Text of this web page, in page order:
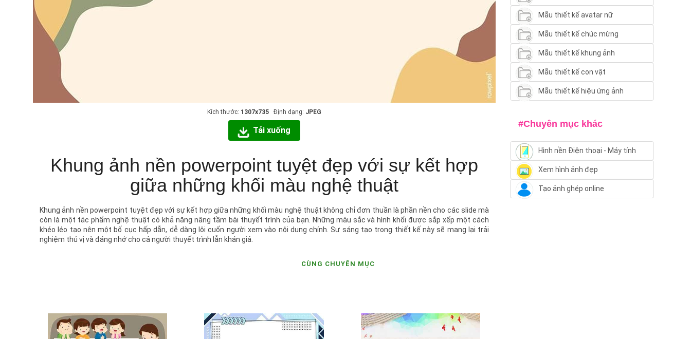
Kích thước: 1307x735 Định dạng: JPEG
Tải xuống
Khung ảnh nền powerpoint tuyệt đẹp với sự kết hợp
giữa những khối màu nghệ thuật
Khung ảnh nền powerpoint tuyệt đẹp với sự kết hợp giữa những khối màu nghệ thuật không chỉ đơn thuần là phần nền cho các slide mà
còn là một tác phẩm nghệ thuật có khả năng nâng tầm bài thuyết trình của bạn. Những màu sắc và hình khối được sắp xếp một cách
khéo léo tạo nên một bố cục hấp dẫn, dễ dàng lôi cuốn người xem vào nội dung chính. Sự sáng tạo trong thiết kế này sẽ mang lại trải
nghiệm thú vị và đáng nhớ cho cả người thuyết trình lẫn khán giả.
CÙNG CHUYÊN MỤC
Mẫu thiết kế avatar nữ
Mẫu thiết kế chúc mừng
Mẫu thiết kế khung ảnh
Mẫu thiết kế con vật
Mẫu thiết kế hiệu ứng ảnh
#Chuyên mục khác
Hình nền Điện thoại - Máy tính
Xem hình ảnh đẹp
Tạo ảnh ghép online